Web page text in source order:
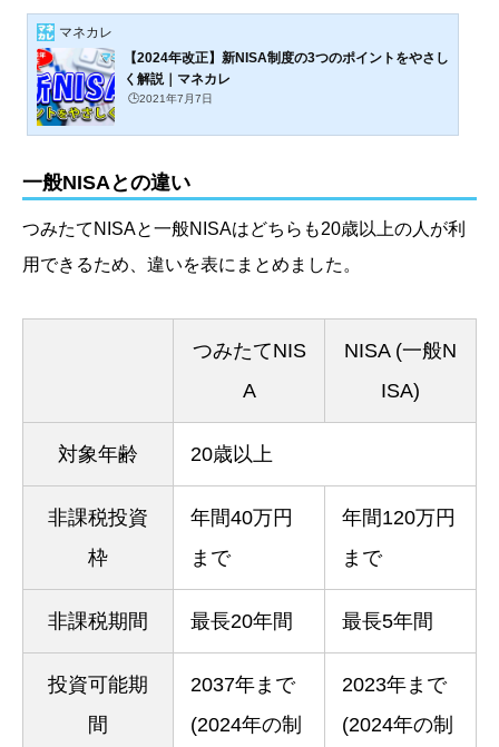
マネカレ
【2024年改正】新NISA制度の3つのポイントをやさし
く解説｜マネカレ
🕒️2021年7月7日
一般NISAとの違い
つみたてNISAと一般NISAはどちらも20歳以上の人が利
用できるため、違いを表にまとめました。
つみたてNIS
A
NISA (一般N
ISA)
対象年齢 20歳以上
非課税投資
枠
年間40万円
まで
年間120万円
まで
非課税期間 最長20年間 最長5年間
投資可能期
間
2037年まで
(2024年の制
2023年まで
(2024年の制